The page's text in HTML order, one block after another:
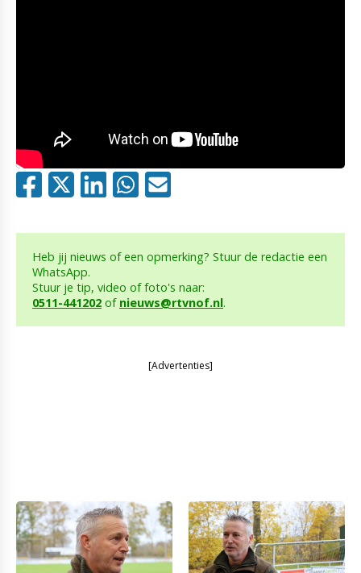
Heb jij nieuws of een opmerking? Stuur de redactie een
WhatsApp.
Stuur je tip, video of foto's naar:
0511-441202 of nieuws@rtvnof.nl.
[Advertenties]